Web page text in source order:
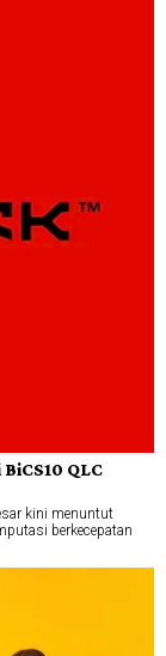
QLC
kini menuntut
berkecepatan